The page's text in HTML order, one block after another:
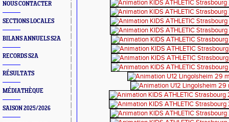
NOUS CONTACTER
SECTIONS LOCALES
BILANS ANNUELS S2A
RECORDS S2A
RÉSULTATS
MÉDIATHÈQUE
SAISON 2025/2026